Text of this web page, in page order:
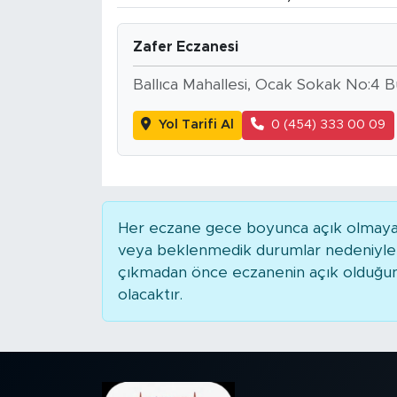
Zafer Eczanesi
Ballıca Mahallesi, Ocak Sokak No:4
Yol Tarifi Al 0 (454) 333 00 09
Her eczane gece boyunca açık
veya beklenmedik durumlar
çıkmadan önce eczanenin açık
olacaktır.
BİLİM-TEKNOLOJİ
RÖPÖRTAJ
YAZARLAR
EKONOMİ